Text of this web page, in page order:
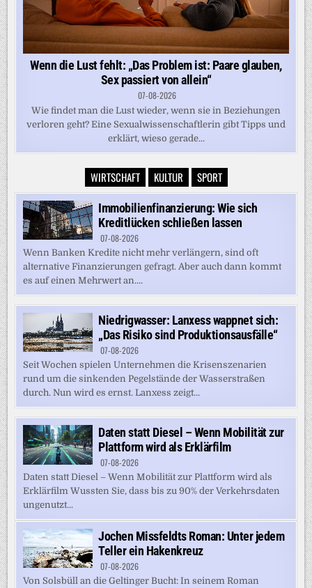
Wenn die Lust fehlt: „Das Problem ist: Paare glauben,
Sex passiert von allein“
07-08-2026
Wie findet man die Lust wieder, wenn sie in Beziehungen
verloren geht? Eine Sexualwissenschaftlerin gibt Tipps und
erklärt, wieso gerade...
WIRTSCHAFT KULTUR SPORT
Immobilienfinanzierung: Wie sich
Kreditlücken schließen lassen
07-08-2026
Wenn Banken Kredite nicht mehr verlängern, sind oft
alternative Finanzierungen gefragt. Aber auch dann kommt
es auf einen Mehrwert an....
Niedrigwasser: Lanxess wappnet sich:
„Das Risiko sind Produktionsausfälle“
07-08-2026
Seit Wochen spielen Unternehmen die Krisenszenarien
rund um die sinkenden Pegelstände der Wasserstraßen
durch. Nun wird es ernst. Lanxess zeigt...
Daten statt Diesel – Wenn Mobilität zur
Plattform wird als Erklärfilm
07-08-2026
Daten statt Diesel – Wenn Mobilität zur Plattform wird als
Erklärfilm Wussten Sie, dass bis zu 90% der Verkehrsdaten
ungenutzt...
Jochen Missfeldts Roman: Unter jedem
Teller ein Hakenkreuz
07-08-2026
Von Solsbüll an die Geltinger Bucht: In seinem Roman